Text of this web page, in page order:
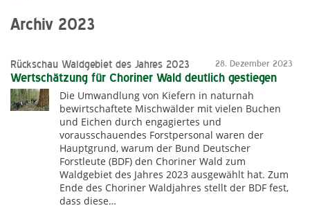
Archiv 2023
28. Dezember 2023
Rückschau Waldgebiet des Jahres 2023
Wertschätzung für Choriner Wald deutlich gestiegen
Die Umwandlung von Kiefern in naturnah
bewirtschaftete Mischwälder mit vielen Buchen
und Eichen durch engagiertes und
vorausschauendes Forstpersonal waren der
Hauptgrund, warum der Bund Deutscher
Forstleute (BDF) den Choriner Wald zum
Waldgebiet des Jahres 2023 ausgewählt hat. Zum
Ende des Choriner Waldjahres stellt der BDF fest,
dass diese…